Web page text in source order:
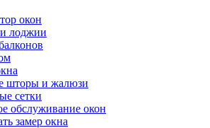
окон
лоджии
шторы и жалюзи
сетки
обслуживание окон
замер окна